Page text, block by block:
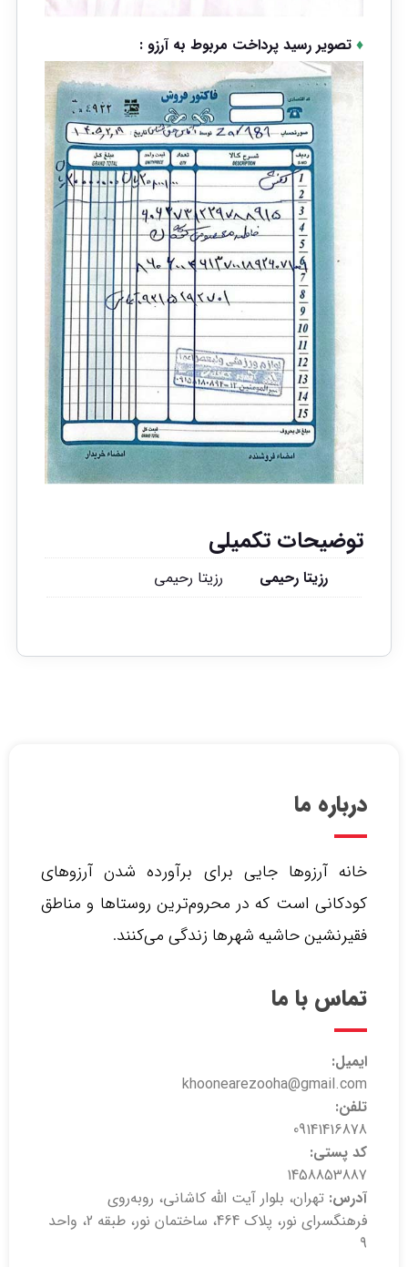
♦تصویر رسید پرداخت مربوط به آرزو :
توضیحات تکمیلی
رزیتا رحیمی رزیتا رحیمی
درباره ما
خانه آرزوها جایی برای برآورده شدن آرزوهای
کودکانی است که در محروم‌ترین روستاها و مناطق
فقیرنشین حاشیه شهرها زندگی می‌کنند.‌
تماس با ما
ایمیل:
khoonearezooha@gmail.com
تلفن:
09141416878
کد پستی:
1458853887
آدرس: تهران، بلوار آیت الله کاشانی، روبه‌روی
فرهنگسرای نور، پلاک 464، ساختمان نور، طبقه 2، واحد
9